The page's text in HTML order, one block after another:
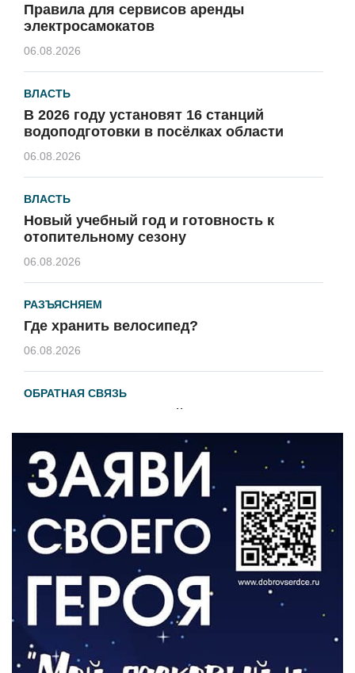
Правила для сервисов аренды
электросамокатов
06.08.2026
ВЛАСТЬ
В 2026 году установят 16 станций
водоподготовки в посёлках области
06.08.2026
ВЛАСТЬ
Новый учебный год и готовность к
отопительному сезону
06.08.2026
РАЗЪЯСНЯЕМ
Где хранить велосипед?
06.08.2026
ОБРАТНАЯ СВЯЗЬ
Администрация онлайн
ВЛАСТЬ
День памяти и «Симфония народов»
06.08.2026
Новый настил на экотропе
05.08.2026